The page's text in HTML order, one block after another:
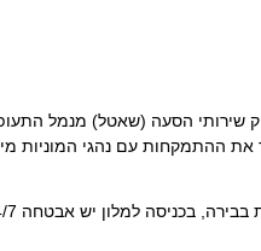
שירותי הסעה (שאטל) מנמל
את ההתמקחות עם נהגי המוניות